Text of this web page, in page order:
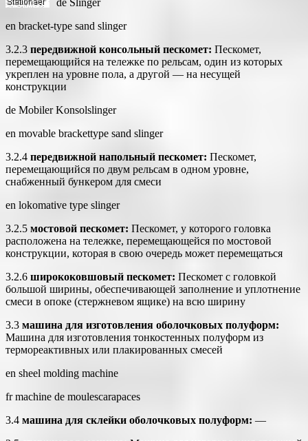
de Slinger
en bracket-type sand slinger
3.2.3 передвижной консольный пескомет: Пескомет,
перемещающийся на тележке по рельсам, один из которых
укреплен на уровне пола, а другой — на несущей
конструкции
de Mobiler Konsolslinger
en movable brackettype sand slinger
3.2.4 передвижной напольный пескомет: Пескомет,
перемещающийся по двум рельсам в одном уровне,
снабженный бункером для смеси
en lokomative type slinger
3.2.5 мостовой пескомет: Пескомет, у которого головка
расположена на тележке, перемещающейся по мостовой
конструкции, которая в свою очередь может перемещаться
3.2.6 ширококовшовый пескомет: Пескомет с головкой
большой ширины, обеспечивающей заполнение и уплотнение
смеси в опоке (стержневом ящике) на всю ширину
3.3 машина для изготовления оболочковых полуформ:
Машина для изготовления тонкостенных полуформ из
термореактивных или плакированных смесей
en sheel molding machine
fr machine de moulescаrарaces
3.4 машина для склейки оболочковых полуформ: —